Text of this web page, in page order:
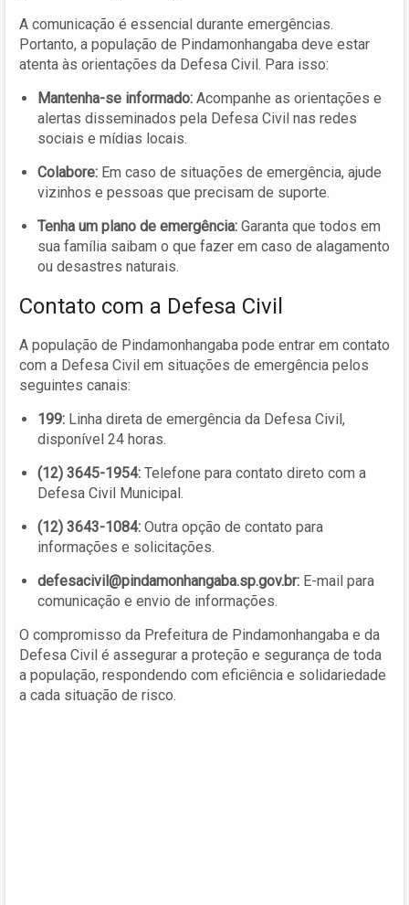
A comunicação é essencial durante emergências.
Portanto, a população de Pindamonhangaba deve estar
atenta às orientações da Defesa Civil. Para isso:
Mantenha-se informado: Acompanhe as orientações e
alertas disseminados pela Defesa Civil nas redes
sociais e mídias locais.
Colabore: Em caso de situações de emergência, ajude
vizinhos e pessoas que precisam de suporte.
Tenha um plano de emergência: Garanta que todos em
sua família saibam o que fazer em caso de alagamento
ou desastres naturais.
Contato com a Defesa Civil
A população de Pindamonhangaba pode entrar em contato
com a Defesa Civil em situações de emergência pelos
seguintes canais:
199: Linha direta de emergência da Defesa Civil,
disponível 24 horas.
(12) 3645-1954: Telefone para contato direto com a
Defesa Civil Municipal.
(12) 3643-1084: Outra opção de contato para
informações e solicitações.
defesacivil@pindamonhangaba.sp.gov.br: E-mail para
comunicação e envio de informações.
O compromisso da Prefeitura de Pindamonhangaba e da
Defesa Civil é assegurar a proteção e segurança de toda
a população, respondendo com eficiência e solidariedade
a cada situação de risco.